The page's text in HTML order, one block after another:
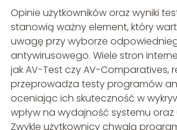
Opinie użytkowników oraz wyniki
stanowią ważny element, który
uwagę przy wyborze
antywirusowego. Wiele stron
jak AV-Test czy AV-Comparatives,
przeprowadza testy programów
oceniając ich skuteczność w
wpływ na wydajność systemu
Zwykle użytkownicy chwalą